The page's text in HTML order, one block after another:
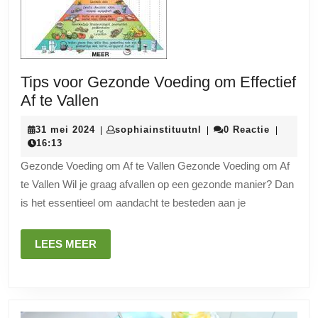
Tips voor Gezonde Voeding om Effectief
Af te Vallen
Gezonde
om
Effectief
Af
te
31 mei 202431| sophiainstituutnl sophiainstituutnl
| 0 Reactie |
16:13
Gezonde Voeding om Af te Vallen Gezonde Voeding om Af
te Vallen Wil je graag afvallen op een gezonde manier? Dan
is het essentieel om aandacht te besteden aan je
LEES MEER
MEER